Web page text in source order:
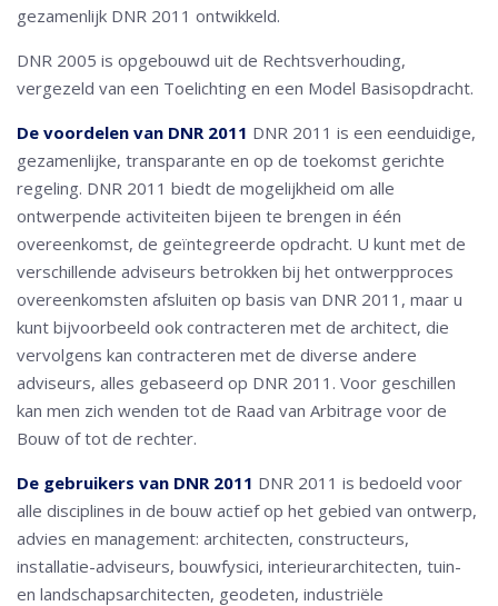
gezamenlijk DNR 2011 ontwikkeld.
DNR 2005 is opgebouwd uit de Rechtsverhouding,
vergezeld van een Toelichting en een Model Basisopdracht.
De voordelen van DNR 2011 DNR 2011 is een eenduidige,
gezamenlijke, transparante en op de toekomst gerichte
regeling. DNR 2011 biedt de mogelijkheid om alle
ontwerpende activiteiten bijeen te brengen in één
overeenkomst, de geïntegreerde opdracht. U kunt met de
verschillende adviseurs betrokken bij het ontwerpproces
overeenkomsten afsluiten op basis van DNR 2011, maar u
kunt bijvoorbeeld ook contracteren met de architect, die
vervolgens kan contracteren met de diverse andere
adviseurs, alles gebaseerd op DNR 2011. Voor geschillen
kan men zich wenden tot de Raad van Arbitrage voor de
Bouw of tot de rechter.
De gebruikers van DNR 2011 DNR 2011 is bedoeld voor
alle disciplines in de bouw actief op het gebied van ontwerp,
advies en management: architecten, constructeurs,
installatie-adviseurs, bouwfysici, interieurarchitecten, tuin-
en landschapsarchitecten, geodeten, industriële